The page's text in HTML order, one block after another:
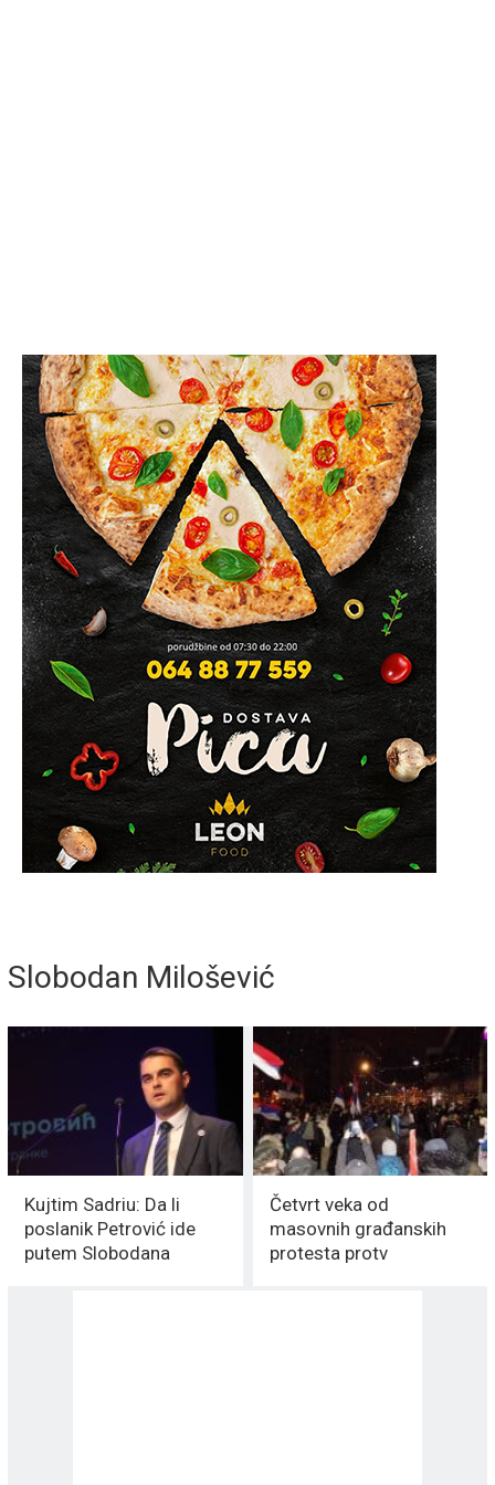
Slobodan Milošević
Kujtim Sadriu: Da li
poslanik Petrović ide
putem Slobodana
Četvrt veka od
masovnih građanskih
protesta protv